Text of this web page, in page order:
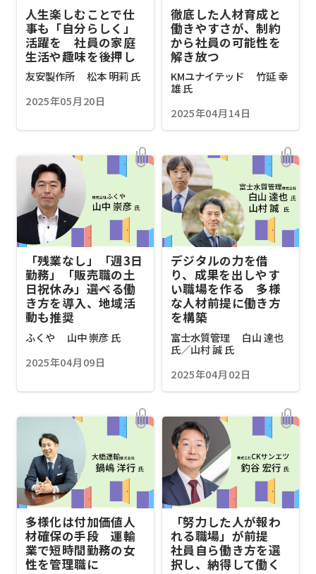
人生楽しむことで仕
事も「自分らしく」
活躍を 社員の家庭
生活や趣味を後押し
友安製作所 松本 明莉 氏
2025年05月20日
徹底した人材育成と
働きやすさが、制約
から社員の可能性を
解き放つ
KMユナイテッド 竹延 幸
雄 氏
2025年04月14日
「残業なし」「週3日
勤務」「販売職の土
日祝休み」――選べる働
き方を導入、地域活
動も推奨
ふくや 山中 崇彦 氏
2025年04月09日
デジタルの力を借
り、成果を出しやす
い職場を作る 多様
な人材前提に働き方
を構築
富士水質管理 白山 達也
氏／山村 誠 氏
2025年04月02日
多様化は付加価値人
材確保の手段 運輸
業で短時間勤務の女
性を管理職に
「努力した人が報わ
れる職場」が前提
社員自ら働き方を選
択し、納得して働く